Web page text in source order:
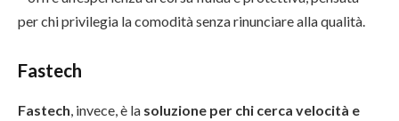
per chi privilegia la comodità senza rinunciare alla qualità.
Fastech
Fastech, invece, è la soluzione per chi cerca velocità e